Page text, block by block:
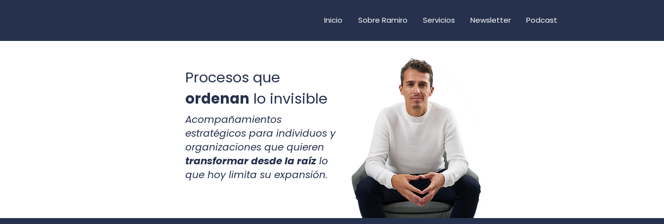
Inicio Sobre Ramiro Servicios Newsletter Podcast
Procesos que
ordenan lo invisible
Acompañamientos
estratégicos para individuos y
organizaciones que quieren
transformar desde la raíz lo
que hoy limita su expansión.